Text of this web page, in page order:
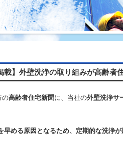
載】外壁洗浄の取り組みが高齢者
の高齢者住宅新聞に、当社の外壁洗浄サ
早める原因となるため、定期的な洗浄